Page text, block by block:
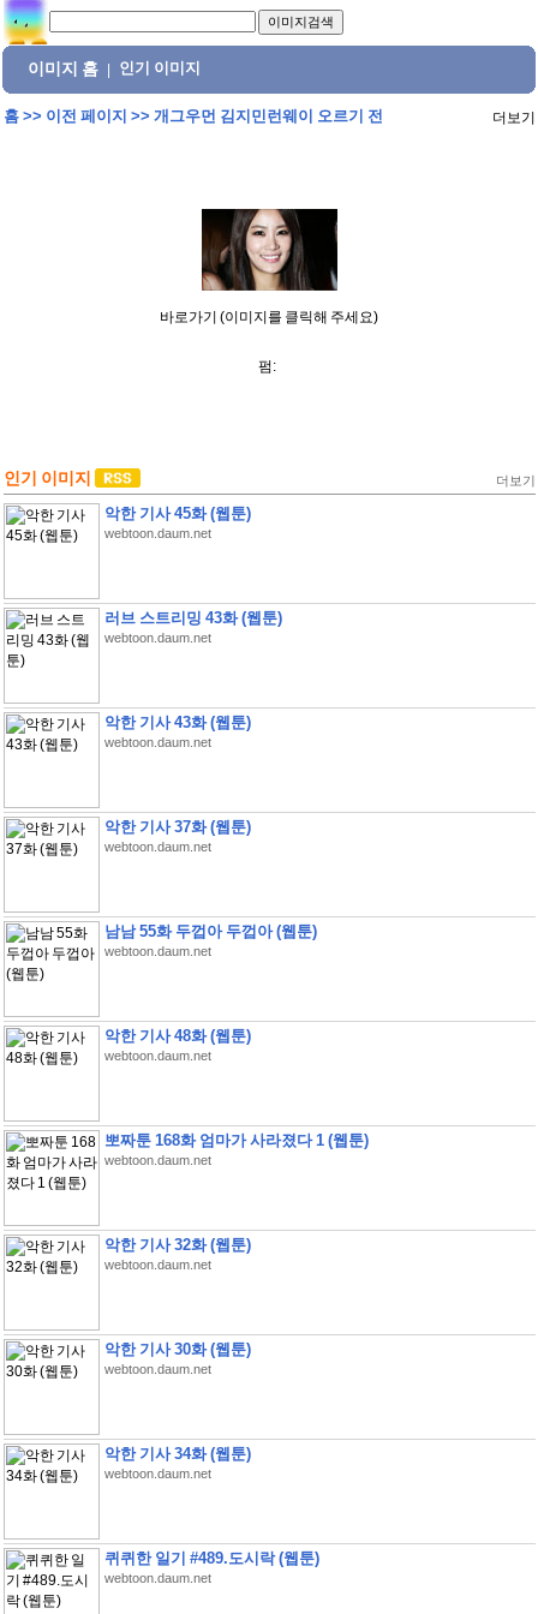
이미지 홈 인기 이미지
홈>> 이전 페이지 >> 개그우먼 김지민런웨이 오르기 전 더보기
바로가기 (이미지를 클릭해 주세요)
펌:
인기 이미지 더보기
악한 기사 45화 (웹툰)
webtoon.daum.net
러브 스트리밍 43화 (웹툰)
webtoon.daum.net
악한 기사 43화 (웹툰)
webtoon.daum.net
악한 기사 37화 (웹툰)
webtoon.daum.net
남남 55화 두껍아 두껍아 (웹툰)
webtoon.daum.net
악한 기사 48화 (웹툰)
webtoon.daum.net
뽀짜툰 168화 엄마가 사라졌다 1 (웹툰)
webtoon.daum.net
악한 기사 32화 (웹툰)
webtoon.daum.net
악한 기사 30화 (웹툰)
webtoon.daum.net
악한 기사 34화 (웹툰)
webtoon.daum.net
퀴퀴한 일기 #489.도시락 (웹툰)
webtoon.daum.net